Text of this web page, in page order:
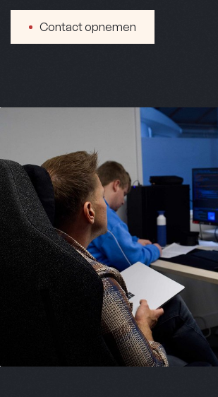
Contact opnemen